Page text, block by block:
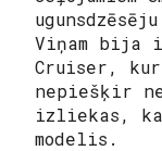
Viņam bija
Cruiser,
nepiešķir
izliekas,
modelis.